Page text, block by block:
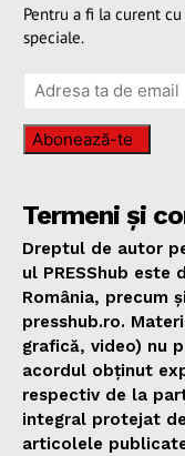
Pentru a fi la curent
speciale.
Abonează-te
Termeni și
Dreptul de autor
ul PRESShub este
România, precum
presshub.ro.
grafică, video) nu
acordul obținut
respectiv de la
integral protejat
articolele